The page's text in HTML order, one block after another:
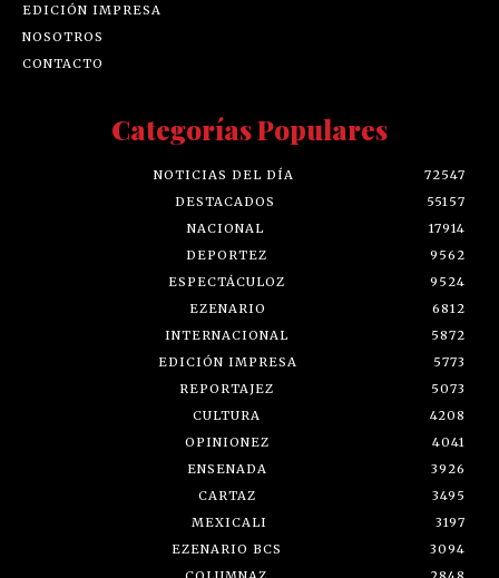
EDICIÓN IMPRESA
NOSOTROS
CONTACTO
Categorías Populares
NOTICIAS DEL DÍA
72547
DESTACADOS
55157
NACIONAL
17914
DEPORTEZ
9562
ESPECTÁCULOZ
9524
EZENARIO
6812
INTERNACIONAL
5872
EDICIÓN IMPRESA
5773
REPORTAJEZ
5073
CULTURA
4208
OPINIONEZ
4041
ENSENADA
3926
CARTAZ
3495
MEXICALI
3197
EZENARIO BCS
3094